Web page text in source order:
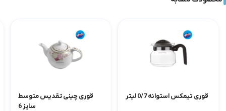
قوری تیمکس استوانه 0/7 لیتر
قوری چینی تقدیس متوسط
سایز 6